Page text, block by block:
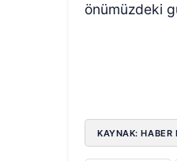
önümüzdeki
KAYNAK: HABER